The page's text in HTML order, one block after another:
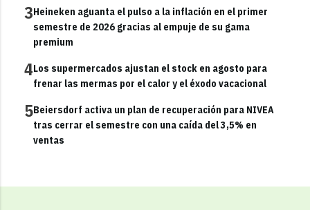
3Heineken aguanta el pulso a la inflación en el primer
semestre de 2026 gracias al empuje de su gama
premium
4Los supermercados ajustan el stock en agosto para
frenar las mermas por el calor y el éxodo vacacional
5Beiersdorf activa un plan de recuperación para NIVEA
tras cerrar el semestre con una caída del 3,5% en
ventas